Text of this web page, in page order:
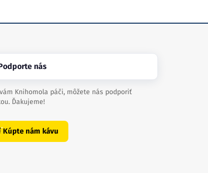
nás
Knihomola páči, môžete nás podporiť
Ďakujeme!
Kúpte nám kávu